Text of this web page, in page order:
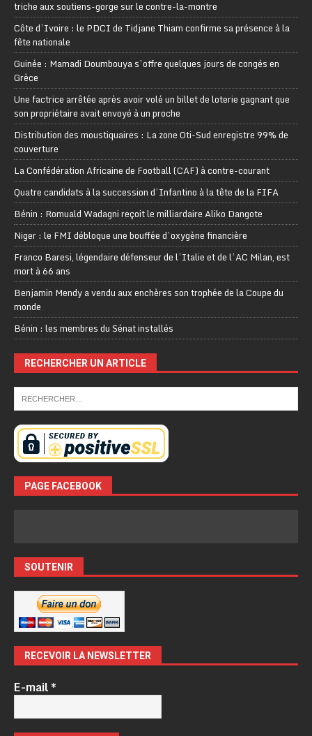
triche aux soutiens-gorge sur le contre-la-montre
Côte d’Ivoire : le PDCI de Tidjane Thiam confirme sa présence à la
fête nationale
Guinée : Mamadi Doumbouya s’offre quelques jours de congés en
Grèce
Une factrice arrêtée après avoir volé un billet de loterie gagnant que
son propriétaire avait envoyé à un proche
Distribution des moustiquaires : La zone Oti-Sud enregistre 99% de
couverture
La Confédération Africaine de Football (CAF) à contre-courant
Quatre candidats à la succession d’Infantino à la tête de la FIFA
Bénin : Romuald Wadagni reçoit le milliardaire Aliko Dangote
Niger : le FMI débloque une bouffée d’oxygène financière
Franco Baresi, légendaire défenseur de l’Italie et de l’AC Milan, est
mort à 66 ans
Benjamin Mendy a vendu aux enchères son trophée de la Coupe du
monde
Bénin : les membres du Sénat installés
RECHERCHER UN ARTICLE
PAGE FACEBOOK
SOUTENIR
RECEVOIR LA NEWSLETTER
E-mail*